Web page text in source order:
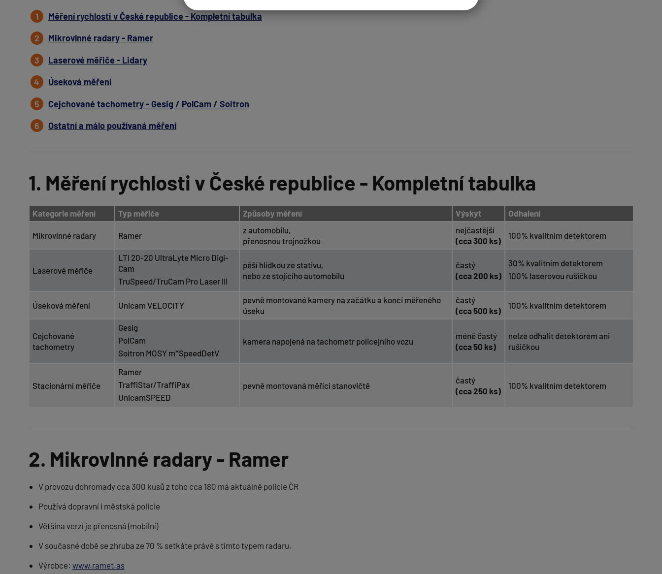
Měření rychlosti v České republice - Kompletní tabulka
Mikrovlnné radary - Ramer
Laserové měřiče - Lidary
Úseková měření
Cejchované tachometry - Gesig / PolCam / Soitron
Ostatní a málo používaná měření
1. Měření rychlosti v České republice - Kompletní tabulka
Kategorie měření Typ měřiče Způsoby měření Výskyt Odhalení
Mikrovlnné radary Ramer
z automobilu,
přenosnou trojnožkou
nejčastější
(cca 300 ks)
100% kvalitním detektorem
Laserové měřiče
LTI 20-20 UltraLyte Micro Digi-
Cam
TruSpeed/TruCam Pro Laser III
pěší hlídkou ze stativu,
nebo ze stojícího automobilu
častý
(cca 200 ks)
30% kvalitním detektorem
100% laserovou rušičkou
Úseková měření Unicam VELOCITY
pevně montované kamery na začátku a konci měřeného
úseku
častý
(cca 500 ks)
100% kvalitním detektorem
Cejchované
tachometry
Gesig
PolCam
Soitron MOSY m*SpeedDetV
kamera napojená na tachometr policejního vozu
méně častý
(cca 50 ks)
nelze odhalit detektorem ani
rušičkou
Stacionární měřiče
Ramer
TraffiStar/TraffiPax
UnicamSPEED
pevně montovaná měřící stanovičtě
častý
(cca 250 ks)
100% kvalitním detektorem
2. Mikrovlnné radary - Ramer
V provozu dohromady cca 300 kusů z toho cca 180 má aktuálně policie ČR
Používá dopravní i městská policie
Většina verzí je přenosná (mobilní)
V současné době se zhruba ze 70 % setkáte právě s tímto typem radaru.
Výrobce: www.ramet.as